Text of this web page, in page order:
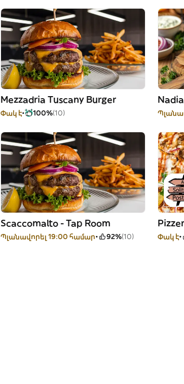
Mezzadria Tuscany Burger
Փակ է 100%(10)
Scaccomalto - Tap Room
Պլանավորել 19:00 համար 92%(10) Փակ է